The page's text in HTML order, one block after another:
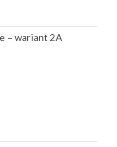
– wariant 2A